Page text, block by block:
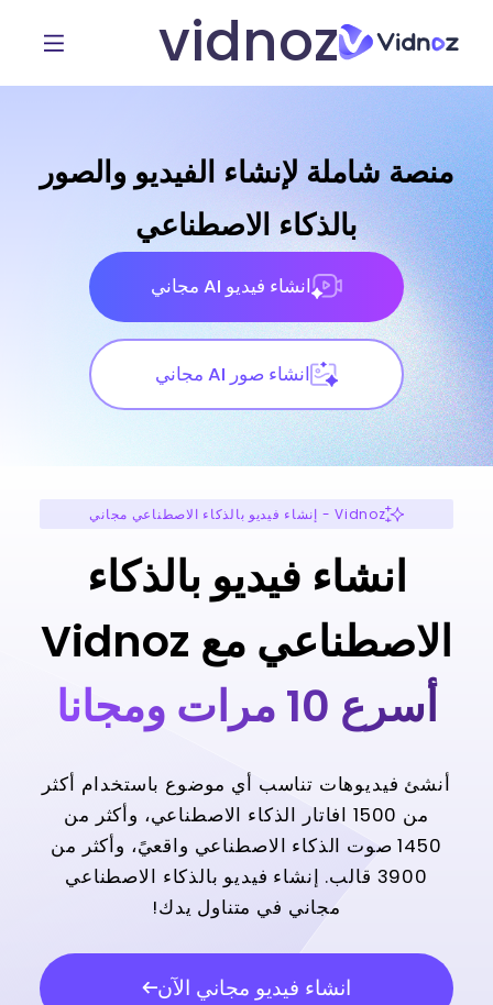
vidnoz
Vidnoz - إنشاء فيديو بالذكاء الاصطناعي مجاني
انشاء فيديو بالذكاء
الاصطناعي مع Vidnoz
أسرع 10 مرات ومجانا
أنشئ فيديوهات تناسب أي موضوع باستخدام أكثر
من 1500 افاتار الذكاء الاصطناعي، وأكثر من
1450 صوت الذكاء الاصطناعي واقعيً، وأكثر من
3900 قالب. إنشاء فيديو بالذكاء الاصطناعي
مجاني في متناول يدك!
انشاء فيديو مجاني الآن
منصة شاملة لإنشاء الفيديو والصور
بالذكاء الاصطناعي
انشاء فيديو AI مجاني
انشاء صور AI مجاني